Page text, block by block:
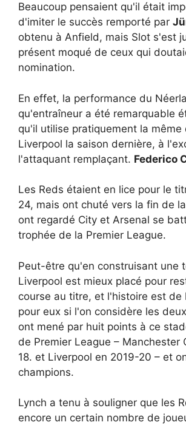
Beaucoup pensaient qu'il était
d'imiter le succès remporté par
obtenu à Anfield, mais Slot s'est
présent moqué de ceux qui
nomination.
En effet, la performance du
qu'entraîneur a été remarquable
qu'il utilise pratiquement la même
Liverpool la saison dernière, à
l'attaquant remplaçant. Federico
Les Reds étaient en lice pour le
24, mais ont chuté vers la fin de
ont regardé City et Arsenal se
trophée de la Premier League.
Peut-être qu'en construisant une
Liverpool est mieux placé pour
course au titre, et l'histoire est de
pour eux si l'on considère les
ont mené par huit points à ce
de Premier League – Manchester
18. et Liverpool en 2019-20 – et
champions.
Lynch a tenu à souligner que les
encore un certain nombre de